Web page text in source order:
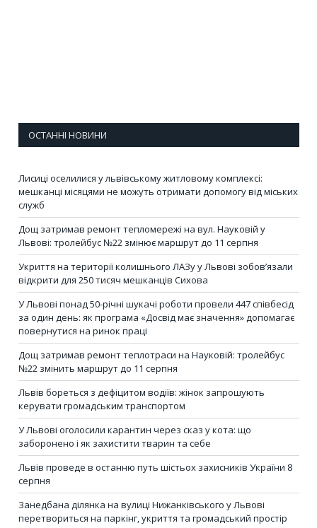
ОСТАННІ НОВИНИ
Лисиці оселилися у львівському житловому комплексі:
мешканці місяцями не можуть отримати допомогу від міських
служб
Дощ затримав ремонт тепломережі на вул. Науковій у
Львові: тролейбус №22 змінює маршрут до 11 серпня
Укриття на території колишнього ЛАЗу у Львові зобов’язали
відкрити для 250 тисяч мешканців Сихова
У Львові понад 50-річні шукачі роботи провели 447 співбесід
за один день: як програма «Досвід має значення» допомагає
повернутися на ринок праці
Дощ затримав ремонт теплотраси на Науковій: тролейбус
№22 змінить маршрут до 11 серпня
Львів бореться з дефіцитом водіїв: жінок запрошують
керувати громадським транспортом
У Львові оголосили карантин через сказ у кота: що
заборонено і як захистити тварин та себе
Львів проведе в останню путь шістьох захисників України 8
серпня
Занедбана ділянка на вулиці Нижанківського у Львові
перетвориться на паркінг, укриття та громадський простір